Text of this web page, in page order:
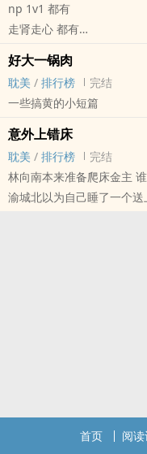
np 1v1 都有
走肾走心 都有
没三观 解压的产物 别当真
好大一锅肉
耽美 / 排行榜
完结
一些搞黄的小短篇
意外上错床
耽美 / 排行榜
完结
林向南本来准备爬床金主
渝城北以为自己睡了一个
首页 阅